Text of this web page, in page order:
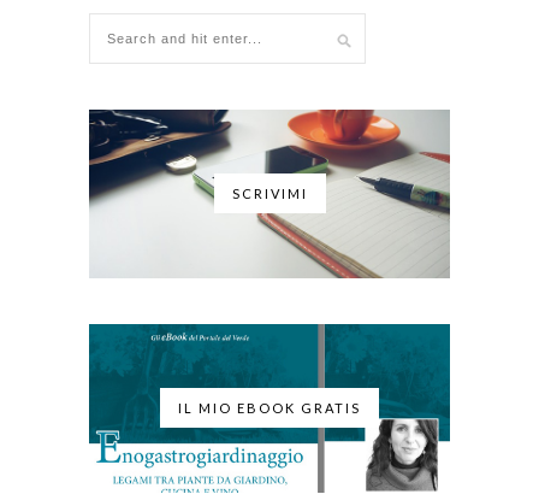
SCRIVIMI
IL MIO EBOOK GRATIS